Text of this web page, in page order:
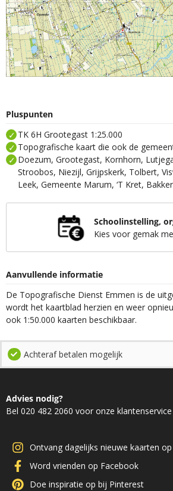
Pluspunten
TK 6H Grootegast 1:25.000
Topografische kaart die ook de
Doezum, Grootegast, Kornhorn,
Stroobos, Niezijl, Grijpskerk, Tolbert,
Leek, Gemeente Marum, ‘T Kret,
Schoolinstelling,
Kies voor gemak
Aanvullende informatie
De Topografische Dienst Emmen is de
wordt het kaartblad herzien en weer
ook 1:50.000 kaarten beschikbaar.
Achteraf betalen mogelijk
Advies nodig?
Bel 020 482 2060 voor onze klantenservice
Ontvang dagelijks nieuwe kaarten
Word vrienden op Facebook
Doe inspiratie op bij Pinterest